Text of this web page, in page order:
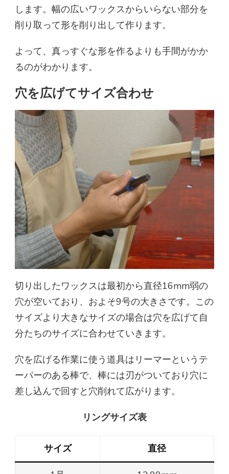
します。幅の広いワックスからいらない部分を
削り取って形を削り出して作ります。
よって、真っすぐな形を作るよりも手間がかか
るのがわかります。
穴を広げてサイズ合わせ
切り出したワックスは最初から直径16mm弱の
穴が空いており、およそ9号の大きさです。この
サイズより大きなサイズの場合は穴を広げて自
分たちのサイズに合わせていきます。
穴を広げる作業に使う道具はリーマーというテ
ーパーのある棒で、棒には刃がついており穴に
差し込んで回すと穴削れて広がります。
リングサイズ表
サイズ 直径